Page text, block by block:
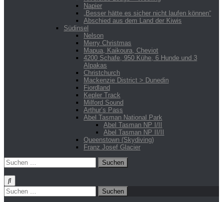
Napier
„Besser hätte es sicher nicht laufen können“
Abschied aus dem Land der Kiwis
Südinsel
Nelson
Merry Christmas
Mapua, Kaikoura, Cheviot
4200 Schafe, 950 Kühe, 6 Hunde und 3
Alpakas
Christchurch
Mackenzie District > Dunedin
Fiordland
Kepler Track
Milford Sound
Arthur’s Pass
Abel Tasman National Park
Abel Tasman NP I/II
Abel Tasman NP II/II
Queenstown (Skydiving)
Franz Josef Glacier
Suchen
nach:
Suchen
nach: